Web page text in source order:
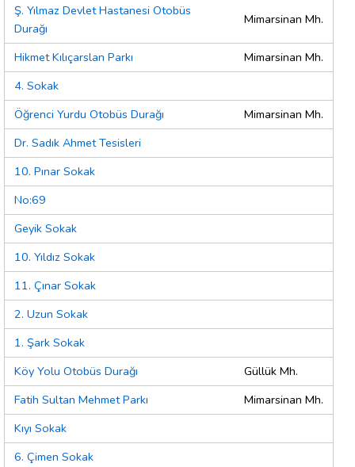
Ş. Yılmaz Devlet Hastanesi Otobüs
Durağı
Mimarsinan Mh.
Hikmet Kılıçarslan Parkı
Mimarsinan Mh.
4. Sokak
Öğrenci Yurdu Otobüs Durağı
Mimarsinan Mh.
Dr. Sadık Ahmet Tesisleri
10. Pınar Sokak
No:69
Geyik Sokak
10. Yıldız Sokak
11. Çınar Sokak
2. Uzun Sokak
1. Şark Sokak
Köy Yolu Otobüs Durağı
Güllük Mh.
Fatih Sultan Mehmet Parkı
Mimarsinan Mh.
Kıyı Sokak
6. Çimen Sokak